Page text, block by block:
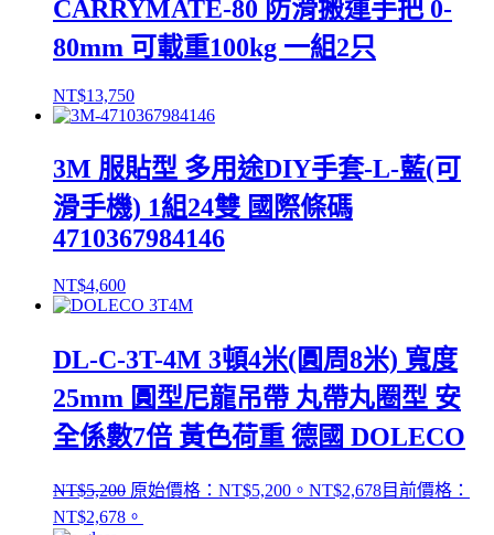
CARRYMATE-80 防滑搬運手把 0-
80mm 可載重100kg 一組2只
NT$13,750
3M 服貼型 多用途DIY手套-L-藍(可
滑手機) 1組24雙 國際條碼
4710367984146
NT$4,600
DL-C-3T-4M 3頓4米(圓周8米) 寬度
25mm 圓型尼龍吊帶 丸帶丸圈型 安
全係數7倍 黃色荷重 德國 DOLECO
NT$5,200 原始價格：NT$5,200。 NT$2,678目前價格：
NT$2,678。